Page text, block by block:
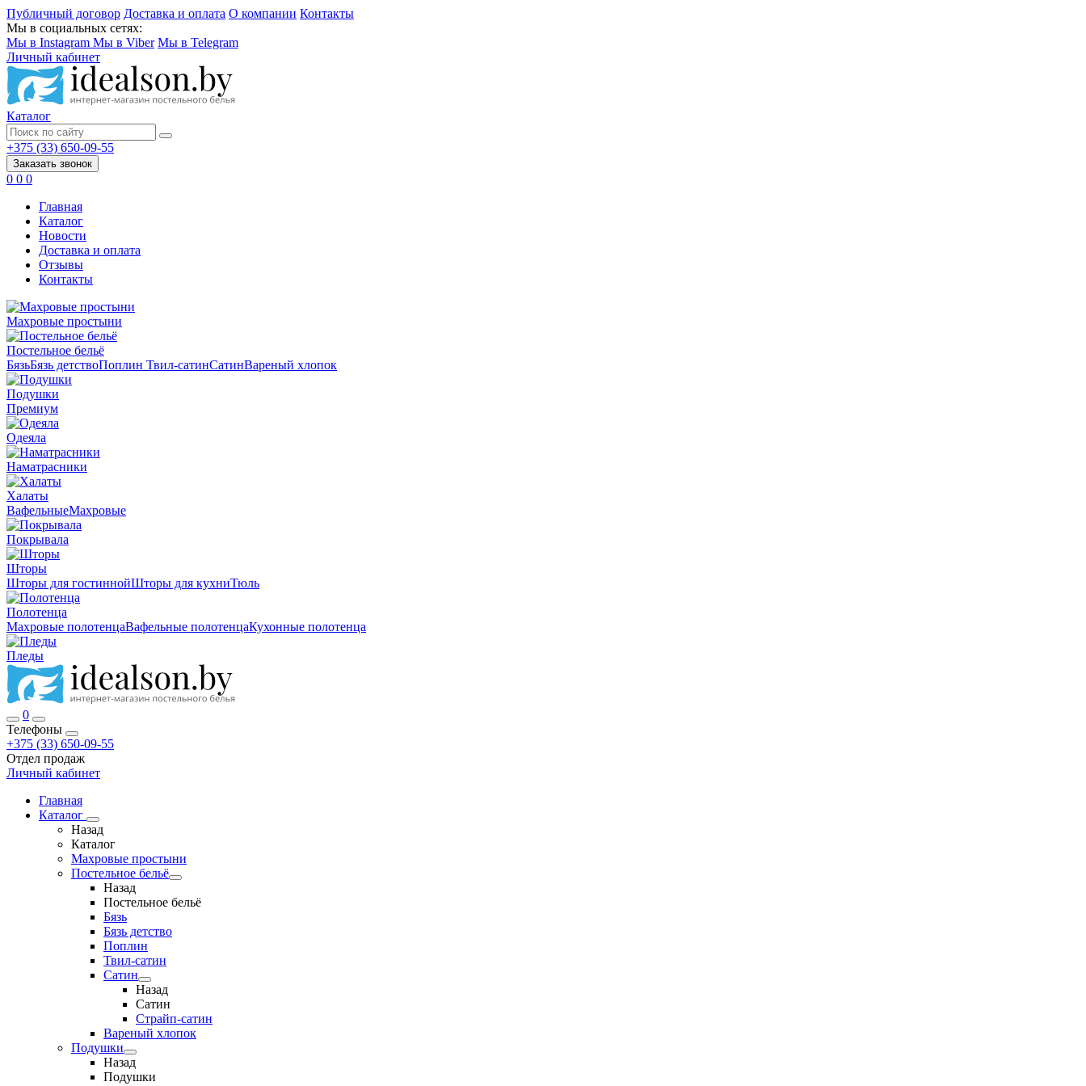
Публичный договор Доставка и оплата О компании Контакты
Мы в социальных сетях:
Мы в Instagram Мы в Viber Мы в Telegram
Личный кабинет
Каталог
+375 (33) 650-09-55
Заказать звонок
0 0 0
Главная
Каталог
Новости
Доставка и оплата
Отзывы
Контакты
Махровые простыни
Постельное бельё
БязьБязь детствоПоплин Твил-сатинСатинВареный хлопок
Подушки
Премиум
Одеяла
Наматрасники
Халаты
ВафельныеМахровые
Покрывала
Шторы
Шторы для гостиннойШторы для кухниТюль
Полотенца
Махровые полотенцаВафельные полотенцаКухонные полотенца
Пледы
0
Телефоны
+375 (33) 650-09-55
Отдел продаж
Личный кабинет
Главная
Каталог
Назад
Каталог
Махровые простыни
Постельное бельё
Назад
Постельное бельё
Бязь
Бязь детство
Поплин
Твил-сатин
Сатин
Назад
Сатин
Страйп-сатин
Вареный хлопок
Подушки
Назад
Подушки